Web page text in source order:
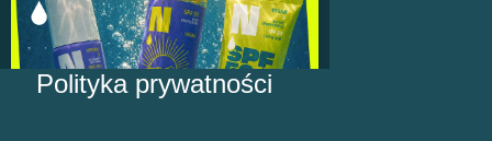
Regulamin sklepu
Polityka prywatności